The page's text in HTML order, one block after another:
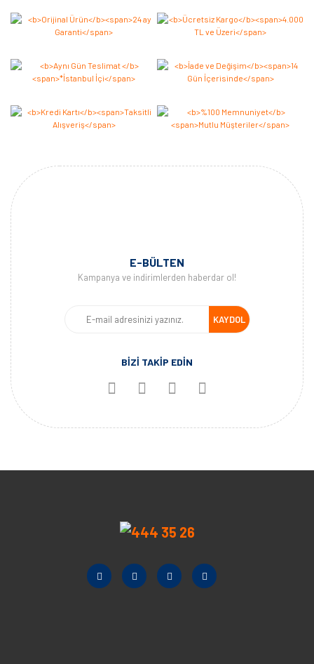
E-BÜLTEN
Kampanya ve indirimlerden haberdar ol!
KAYDOL
BİZİ TAKİP EDİN